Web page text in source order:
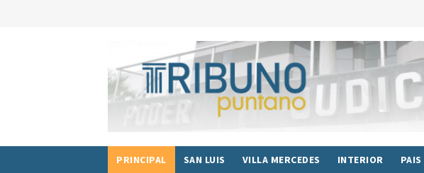
PRINCIPAL SAN LUIS VILLA MERCEDES INTERIOR PAIS